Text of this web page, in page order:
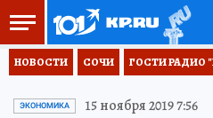
НОВОСТИ СОЧИ ГОСТИ РАДИО
ЭКОНОМИКА 15 ноября 2019 7:56